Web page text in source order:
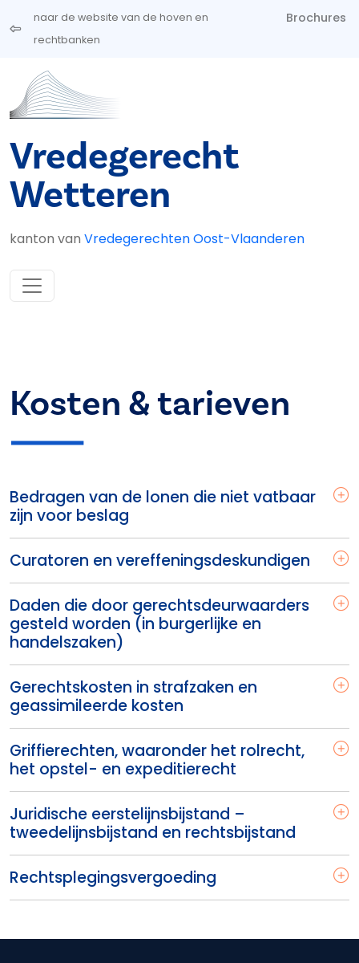
Overslaan en naar de inhoud gaan
naar de website van de hoven en
rechtbanken
Brochures
Vredegerecht
Wetteren
kanton van Vredegerechten Oost-Vlaanderen
Kosten & tarieven
Bedragen van de lonen die niet vatbaar
zijn voor beslag
Curatoren en vereffeningsdeskundigen
Daden die door gerechtsdeurwaarders
gesteld worden (in burgerlijke en
handelszaken)
Gerechtskosten in strafzaken en
geassimileerde kosten
Griffierechten, waaronder het rolrecht,
het opstel- en expeditierecht
Juridische eerstelijnsbijstand –
tweedelijnsbijstand en rechtsbijstand
Rechtsplegingsvergoeding